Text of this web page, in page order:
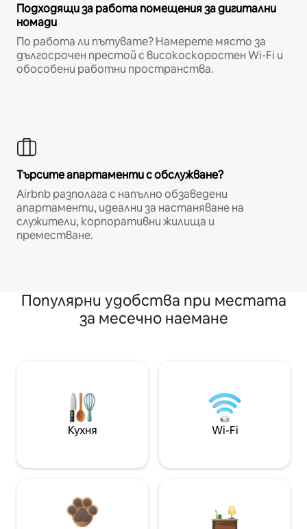
Подходящи за работа помещения за дигитални
номади
По работа ли пътувате? Намерете място за
дългосрочен престой с високоскоростен Wi-Fi и
обособени работни пространства.
Търсите апартаменти с обслужване?
Airbnb разполага с напълно обзаведени
апартаменти, идеални за настаняване на
служители, корпоративни жилища и
преместване.
Популярни удобства при местата
за месечно наемане
Кухня Wi-Fi